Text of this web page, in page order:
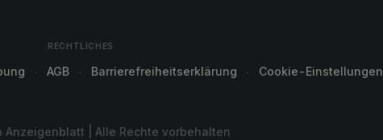
RECHTLICHES
AGB Barrierefreiheitserklärung Cookie-Einstellungen
Anzeigenblatt | Alle Rechte vorbehalten